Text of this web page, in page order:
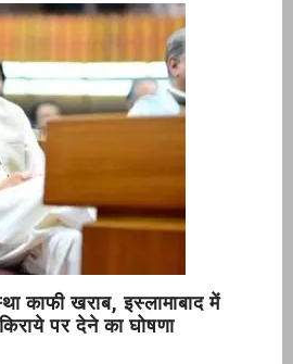
काफी खराब, इस्लामाबाद में
पर देने का घोषणा